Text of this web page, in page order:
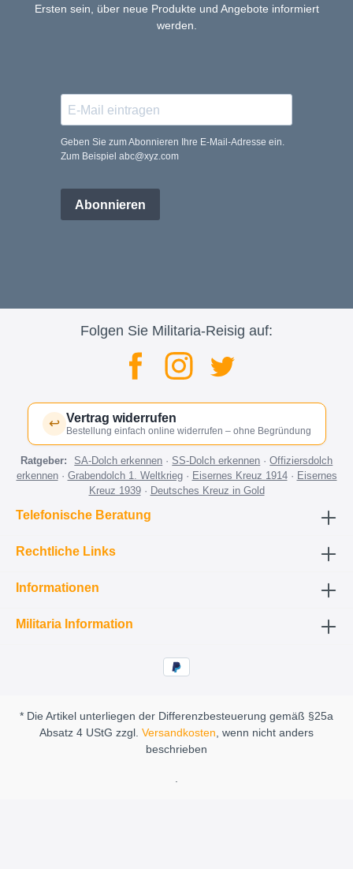
Ersten sein, über neue Produkte und Angebote informiert
werden.
Geben Sie zum Abonnieren Ihre E-Mail-Adresse ein.
Zum Beispiel abc@xyz.com
Abonnieren
Folgen Sie Militaria-Reisig auf:
↩ Vertrag widerrufen
Bestellung einfach online widerrufen – ohne Begründung
Ratgeber: SA-Dolch erkennen ·SS-Dolch erkennen ·Offiziersdolch
erkennen· Grabendolch 1. Weltkrieg· Eisernes Kreuz 1914· Eisernes
Kreuz 1939· Deutsches Kreuz in Gold
Telefonische Beratung
Rechtliche Links
Informationen
Militaria Information
* Die Artikel unterliegen der Differenzbesteuerung gemäß §25a
Absatz 4 UStG zzgl. Versandkosten, wenn nicht anders
beschrieben
.